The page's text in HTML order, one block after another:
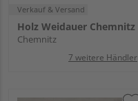
Verkauf & Versand
Holz Weidauer Chemnitz
Chemnitz
7 weitere Händler